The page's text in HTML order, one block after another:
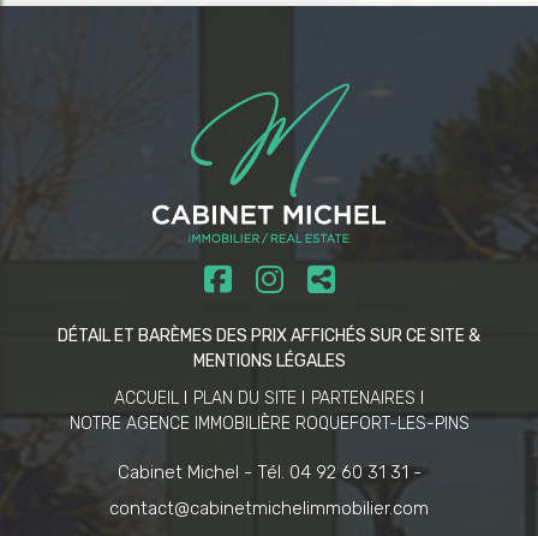
DÉTAIL ET BARÈMES DES PRIX AFFICHÉS SUR CE SITE &
MENTIONS LÉGALES
ACCUEIL
PLAN DU SITE
PARTENAIRES
NOTRE AGENCE IMMOBILIÈRE ROQUEFORT-LES-PINS
Cabinet Michel - Tél. 04 92 60 31 31 -
contact@cabinetmichelimmobilier.com